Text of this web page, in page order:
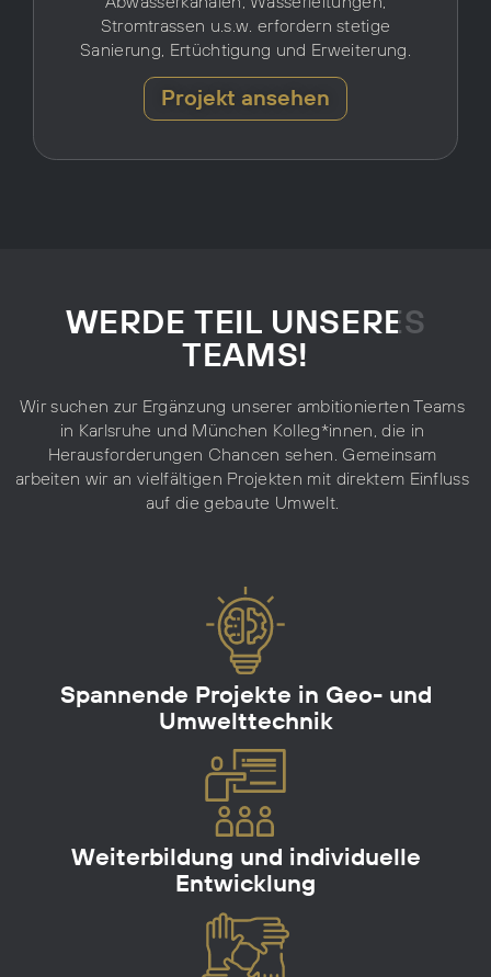
Stromtrassen u.s.w. erfordern stetige
Sanierung, Ertüchtigung und Erweiterung.
Projekt ansehen
WERDE TEIL UNSERES
TEAMS!
Wir suchen zur Ergänzung unserer ambitionierten Teams
in Karlsruhe und München Kolleg*innen, die in
Herausforderungen Chancen sehen. Gemeinsam
arbeiten wir an vielfältigen Projekten mit direktem Einfluss
auf die gebaute Umwelt.
Spannende Projekte in Geo- und
Umwelttechnik
Weiterbildung und individuelle
Entwicklung